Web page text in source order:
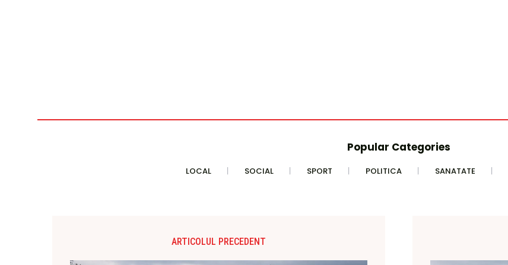
Popular Categories
LOCAL SOCIAL SPORT POLITICA SANATATE
ARTICOLUL PRECEDENT